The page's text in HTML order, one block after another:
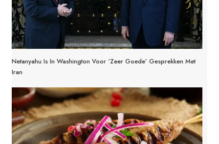
Netanyahu Is In Washington Voor ‘zeer Goede’ Gesprekken Met
Iran